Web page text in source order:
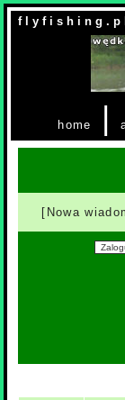
f l y f i s h i n g . p l
home |
[Nowa